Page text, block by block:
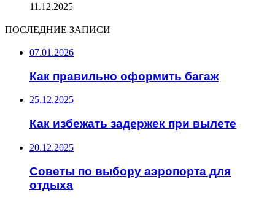
11.12.2025
ПОСЛЕДНИЕ ЗАПИСИ
07.01.2026
Как правильно оформить багаж
25.12.2025
Как избежать задержек при вылете
20.12.2025
Советы по выбору аэропорта для
отдыха